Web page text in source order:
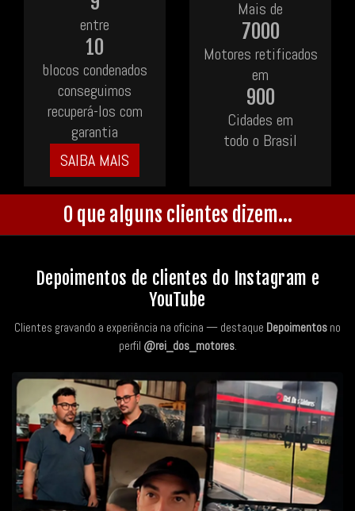
entre
10
blocos condenados
conseguimos
recuperá-los com
garantia
SAIBA MAIS
Mais de
7000
Motores retificados
em
900
Cidades em
todo o Brasil
O que alguns clientes dizem...
Depoimentos de clientes do Instagram e
YouTube
Clientes gravando a experiência na oficina — destaque Depoimentos no
perfil @rei_dos_motores.